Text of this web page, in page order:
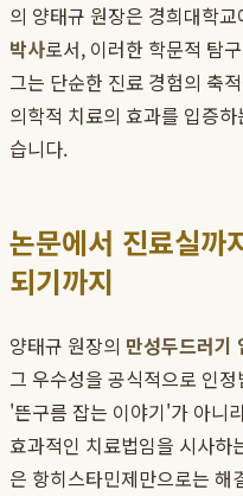
의 양태규 원장은 경희대학
박사로서, 이러한 학문적 탐
그는 단순한 진료 경험의 축
의학적 치료의 효과를 입증
습니다.
논문에서 진료실까
되기까지
양태규 원장의 만성두드러기
그 우수성을 공식적으로 인
'뜬구름 잡는 이야기'가 아니
효과적인 치료법임을 시사하
은 항히스타민제만으로는 해